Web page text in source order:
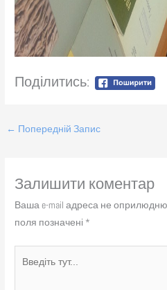
Поділитись:
← Попередній Запис
Залишити коментар
Ваша e-mail адреса не
поля позначені *